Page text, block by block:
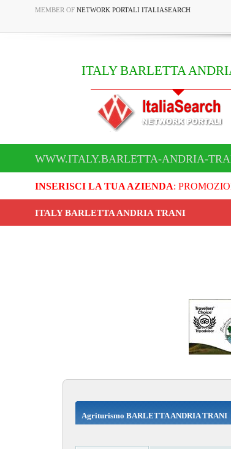
MEMBER OF NETWORK PORTALI ITALIASEARCH
ITALY BARLETTA
WWW.ITALY.BARLETTA-ANDRIA-
INSERISCI LA TUA AZIENDA:
ITALY BARLETTA ANDRIA TRANI
Agriturismo BARLETTA ANDRIA TRANI